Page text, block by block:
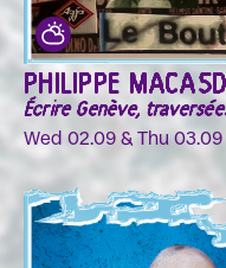
PHILIPPE
Écrire Genève,
Wed 02.09 & Thu 03.09